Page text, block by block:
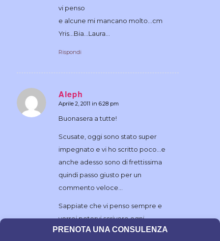
vi penso
e alcune mi mancano molto…cm
Yris…Bia…Laura…
Rispondi
Aleph
dice:
Aprile 2, 2011 in 6:28 pm
Buonasera a tutte!
Scusate, oggi sono stato super
impegnato e vi ho scritto poco…e
anche adesso sono di frettissima
quindi passo giusto per un
commento veloce…
Sappiate che vi penso sempre e
vorrei potervi scrivere ogni
momento, rispondendo ad ognuna di
PRENOTA UNA CONSULENZA